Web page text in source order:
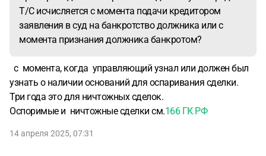
Т/С исчисляется с момента подачи кредитором
заявления в суд на банкротство должника или с
момента признания должника банкротом?
с момента, когда управляющий узнал или должен был
узнать о наличии оснований для оспаривания сделки.
Три года это для ничтожных сделок.
Оспоримые и ничтожные сделки см.166 ГК РФ
14 апреля 2025, 07:31